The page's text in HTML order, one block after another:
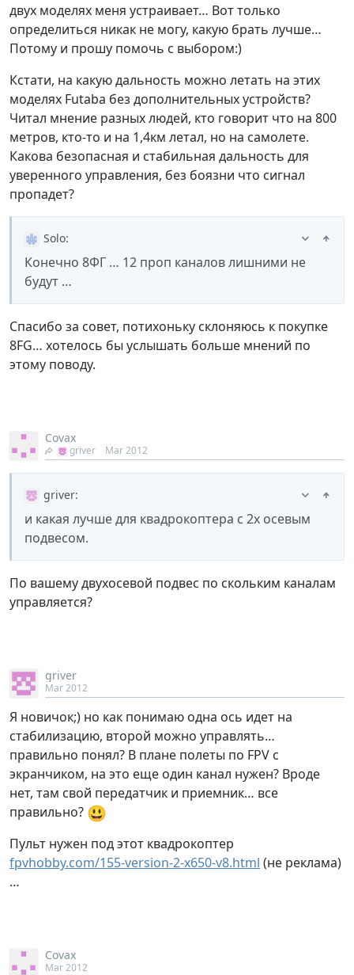
двух моделях меня устраивает… Вот только
определиться никак не могу, какую брать лучше…
Потому и прошу помочь с выбором:)
Кстати, на какую дальность можно летать на этих
моделях Futaba без дополнительных устройств?
Читал мнение разных людей, кто говорит что на 800
метров, кто-то и на 1,4км летал, но на самолете.
Какова безопасная и стабильная дальность для
уверенного управления, без боязни что сигнал
пропадет?
Solo:
Конечно 8ФГ … 12 проп каналов лишними не
будут …
Спасибо за совет, потихоньку склоняюсь к покупке
8FG… хотелось бы услышать больше мнений по
этому поводу.
Covax
griver Mar 2012
griver:
и какая лучше для квадрокоптера с 2х осевым
подвесом.
По вашему двухосевой подвес по скольким каналам
управляется?
griver
Mar 2012
Я новичок;) но как понимаю одна ось идет на
стабилизацию, второй можно управлять…
правильно понял? В плане полеты по FPV с
экранчиком, на это еще один канал нужен? Вроде
нет, там свой передатчик и приемник… все
правильно? 😃
Пульт нужен под этот квадрокоптер
fpvhobby.com/155-version-2-x650-v8.html (не реклама)
…
Covax
Mar 2012